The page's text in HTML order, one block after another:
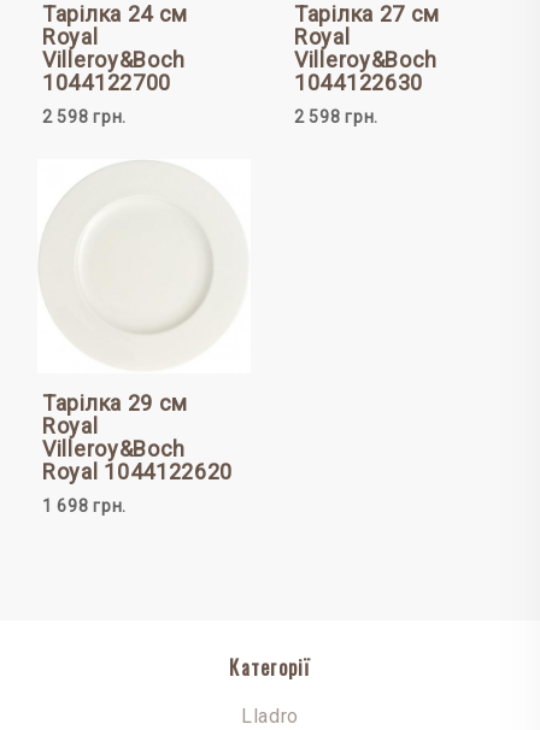
Тарілка 24 см
Royal
Villeroy&Boch
1044122700
2 598 грн.
Тарілка 27 см
Royal
Villeroy&Boch
1044122630
2 598 грн.
Тарілка 29 см
Royal
Villeroy&Boch
Royal 1044122620
1 698 грн.
Категорії
Lladro